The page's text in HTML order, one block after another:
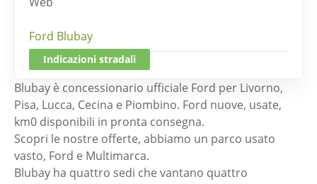
Ford Blubay
Indicazioni stradali
Blubay è concessionario ufficiale Ford per Livorno,
Pisa, Lucca, Cecina e Piombino. Ford nuove, usate,
km0 disponibili in pronta consegna.
Scopri le nostre offerte, abbiamo un parco usato
vasto, Ford e Multimarca.
Blubay ha quattro sedi che vantano quattro